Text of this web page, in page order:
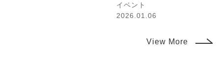
イベント
2026.01.06
View More